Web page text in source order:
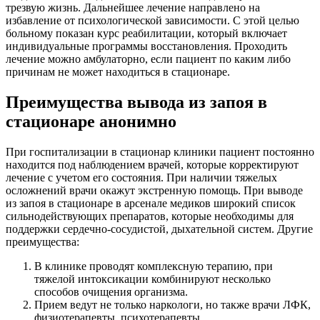
трезвую жизнь. Дальнейшее лечение направлено на
избавление от психологической зависимости. С этой целью
больному показан курс реабилитации, который включает
индивидуальные программы восстановления. Проходить
лечение можно амбулаторно, если пациент по каким либо
причинам не может находиться в стационаре.
Преимущества вывода из запоя в
стационаре анонимно
При госпитализации в стационар клиники пациент постоянно
находится под наблюдением врачей, которые корректируют
лечение с учетом его состояния. При наличии тяжелых
осложнений врачи окажут экстренную помощь. При выводе
из запоя в стационаре в арсенале медиков широкий список
сильнодействующих препаратов, которые необходимы для
поддержки сердечно-сосудистой, дыхательной систем. Другие
преимущества:
В клинике проводят комплексную терапию, при
тяжелой интоксикации комбинируют несколько
способов очищения организма.
Прием ведут не только наркологи, но также врачи ЛФК,